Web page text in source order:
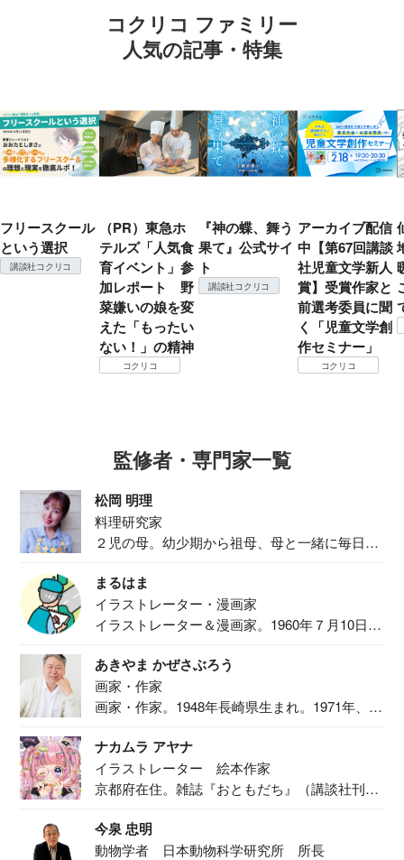
コクリコ ファミリー
人気の記事・特集
フリースクール
という選択
講談社コクリコ
（PR）東急ホ
テルズ「人気食
育イベント」参
加レポート 野
菜嫌いの娘を変
えた「もったい
ない！」の精神
コクリコ
『神の蝶、舞う
果て』公式サイ
ト
講談社コクリコ
アーカイブ配信
中【第67回講談
社児童文学新人
賞】受賞作家と
前選考委員に聞
く「児童文学創
作セミナー」
コクリコ
監修者・専門家一覧
松岡 明理
料理研究家
２児の母。幼少期から祖母、母と一緒に毎日の
まるはま
イラストレーター・漫画家
イラストレーター＆漫画家。1960年７月10日生
あきやま かぜさぶろう
画家・作家
画家・作家。1948年長崎県生まれ。1971年、
ナカムラ アヤナ
イラストレーター 絵本作家
京都府在住。雑誌『おともだち』（講談社刊）
今泉 忠明
動物学者 日本動物科学研究所 所長